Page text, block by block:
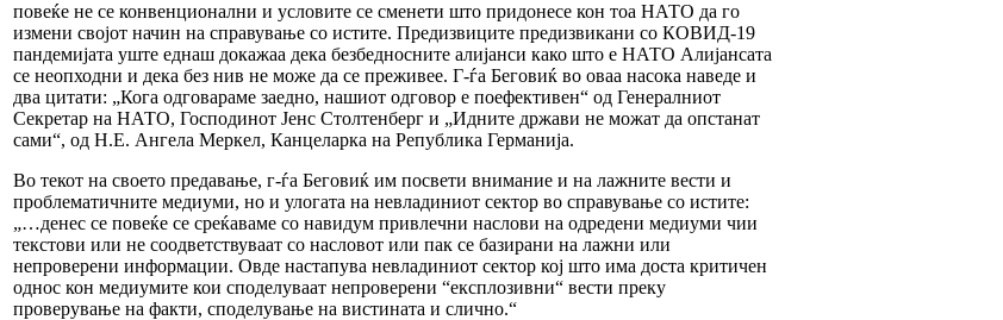
повеќе не се конвенционални и условите се сменети што придонесе кон тоа НАТО да го
измени својот начин на справување со истите. Предизвиците предизвикани со КОВИД-19
пандемијата уште еднаш докажаа дека безбедносните алијанси како што е НАТО Алијансата
се неопходни и дека без нив не може да се преживее. Г-ѓа Беговиќ во оваа насока наведе и
два цитати: „Кога одговараме заедно, нашиот одговор е поефективен“ од Генералниот
Секретар на НАТО, Господинот Јенс Столтенберг и „Идните држави не можат да опстанат
сами“, од Н.Е. Ангела Меркел, Канцеларка на Република Германија.
Во текот на своето предавање, г-ѓа Беговиќ им посвети внимание и на лажните вести и
проблематичните медиуми, но и улогата на невладиниот сектор во справување со истите:
„…денес се повеќе се среќаваме со навидум привлечни наслови на одредени медиуми чии
текстови или не соодветствуваат со насловот или пак се базирани на лажни или
непроверени информации. Овде настапува невладиниот сектор кој што има доста критичен
однос кон медиумите кои споделуваат непроверени “експлозивни“ вести преку
проверување на факти, споделување на вистината и слично.“